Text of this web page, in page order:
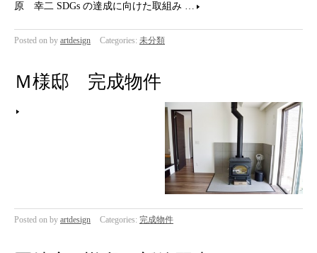
原 幸二 SDGs の達成に向けた取組み …
Posted on by artdesign Categories: 未分類
Ｍ様邸 完成物件
Posted on by artdesign Categories: 完成物件